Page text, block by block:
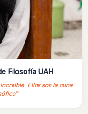
Filosofía UAH
Ellos son la cuna